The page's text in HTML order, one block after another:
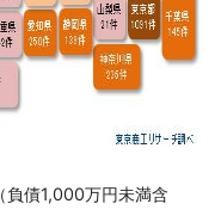
円未満含